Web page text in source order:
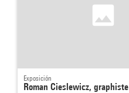
Exposición
Roman Cieslewicz, graphiste